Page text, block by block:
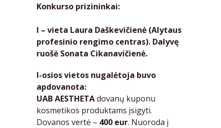
Konkurso prizininkai:
I – vieta Laura Daškevičienė (Alytaus
profesinio rengimo centras). Dalyvę
ruošė Sonata Cikanavičienė.
I-osios vietos nugalėtoja buvo
apdovanota:
UAB AESTHETAdovanų kuponu
kosmetikos produktams įsigyti.
Dovanos vertė – 400 eur. Nuoroda į